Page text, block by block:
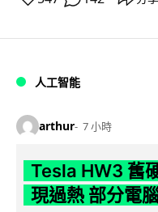
人工智能
arthur 7 小時
Tesla HW3 舊
現過熱 部分電